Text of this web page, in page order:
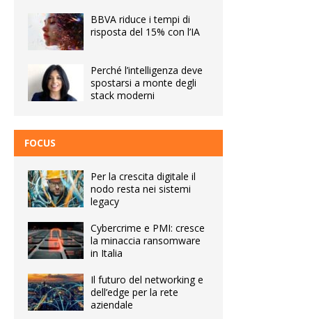
BBVA riduce i tempi di
risposta del 15% con l’IA
Perché l’intelligenza deve
spostarsi a monte degli
stack moderni
FOCUS
Per la crescita digitale il
nodo resta nei sistemi
legacy
Cybercrime e PMI: cresce
la minaccia ransomware
in Italia
Il futuro del networking e
dell’edge per la rete
aziendale